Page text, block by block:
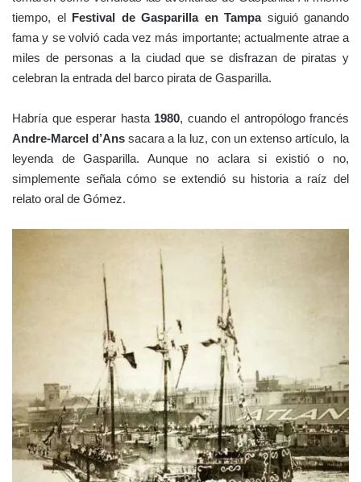
tiempo, el Festival de Gasparilla en Tampasiguió ganando
fama y se volvió cada vez más importante; actualmente atrae a
miles de personas a la ciudad que se disfrazan de piratas y
celebran la entrada del barco pirata de Gasparilla.
Habría que esperar hasta 1980, cuando el antropólogo francés
Andre-Marcel d’Ans sacara a la luz, con un extenso artículo, la
leyenda de Gasparilla. Aunque no aclara si existió o no,
simplemente señala cómo se extendió su historia a raíz del
relato oral de Gómez.